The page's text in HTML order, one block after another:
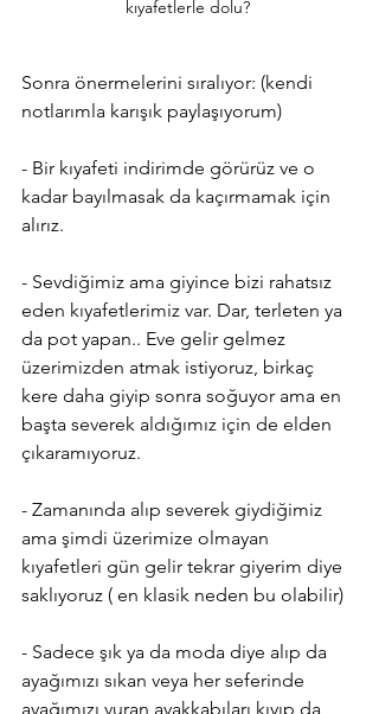
kıyafetlerle dolu?
Sonra önermelerini sıralıyor: (kendi
notlarımla karışık paylaşıyorum)
- Bir kıyafeti indirimde görürüz ve o
kadar bayılmasak da kaçırmamak için
alırız.
- Sevdiğimiz ama giyince bizi rahatsız
eden kıyafetlerimiz var. Dar, terleten ya
da pot yapan.. Eve gelir gelmez
üzerimizden atmak istiyoruz, birkaç
kere daha giyip sonra soğuyor ama en
başta severek aldığımız için de elden
çıkaramıyoruz.
- Zamanında alıp severek giydiğimiz
ama şimdi üzerimize olmayan
kıyafetleri gün gelir tekrar giyerim diye
saklıyoruz ( en klasik neden bu olabilir)
- Sadece şık ya da moda diye alıp da
ayağımızı sıkan veya her seferinde
ayağımızı vuran ayakkabıları kıyıp da